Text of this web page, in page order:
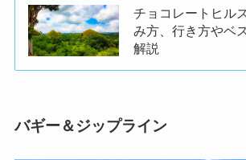
チョコレートヒル
み方、行き方やベ
解説
バギー＆ジップライン